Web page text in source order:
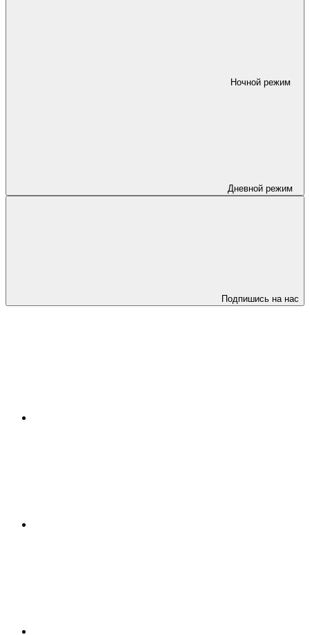
Ночной режим
Дневной режим
Подпишись на нас